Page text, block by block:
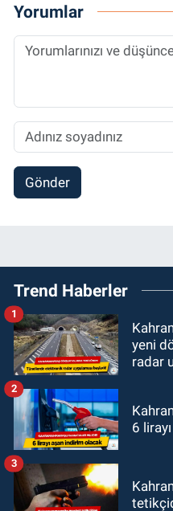
Yorumlar
Gönder
Trend Haberler
yeni
radar
1
6
2
3